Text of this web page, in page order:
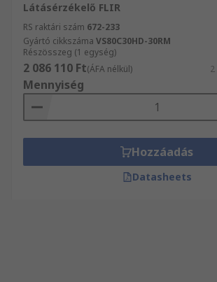
Látásérzékelő FLIR
RS raktári szám 672-233
Gyártó cikkszáma VS80C30HD-30RM
Részösszeg (1 egység)
2 086 110 Ft(ÁFA nélkül)
Mennyiség
Hozzáadás
Datasheets